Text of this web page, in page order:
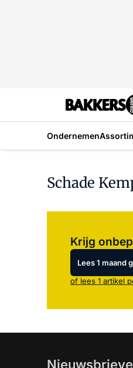
Ondernemen
Schade
Krijg
Lees 1 maand
of lees 1 artikel